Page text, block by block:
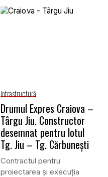
Infrastructură
Drumul Expres Craiova –
Târgu Jiu. Constructor
desemnat pentru lotul
Tg. Jiu – Tg. Cărbunești
Contractul pentru
proiectarea și execuția